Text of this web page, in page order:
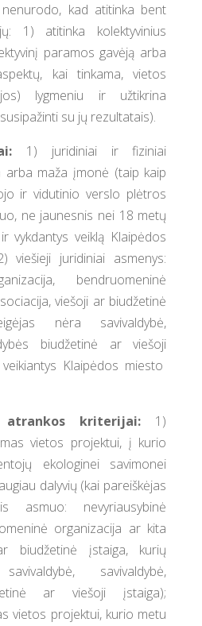
kad atitinka bent
1) atitinka kolektyvinius
paramos gavėją arba
kai tinkama, vietos
lygmeniu ir užtikrina
su jų rezultatais).
1) juridiniai ir fiziniai
arba maža įmonė (taip kaip
ir vidutinio verslo plėtros
ne jaunesnis nei 18 metų
vykdantys veiklą Klaipėdos
viešieji juridiniai asmenys:
bendruomeninė
viešoji ar biudžetinė
nėra savivaldybė,
biudžetinė ar viešoji
Klaipėdos miesto
kriterijai: 1)
vietos projektui, į kurio
ekologinei savimonei
dalyvių (kai pareiškėjas
asmuo: nevyriausybinė
organizacija ar kita
biudžetinė įstaiga, kurių
savivaldybė,
ar viešoji įstaiga);
vietos projektui, kurio metu